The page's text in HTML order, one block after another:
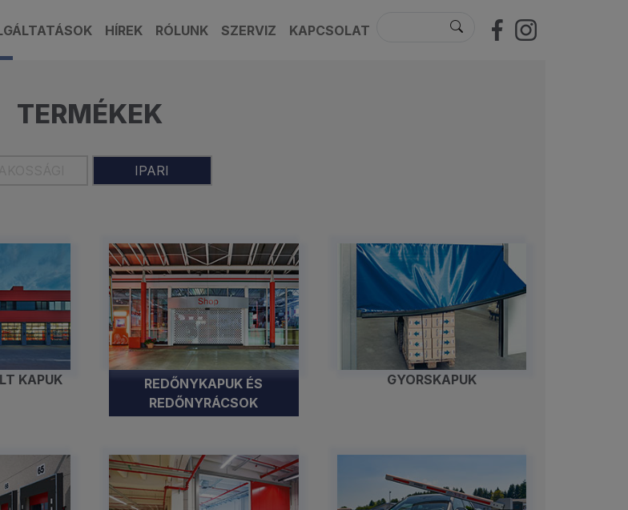
HÍREK RÓLUNK SZERVIZ KAPCSOLAT
TERMÉKEK
IPARI
KAPUK
REDŐNYKAPUK ÉS
REDŐNYRÁCSOK
GYORSKAPUK